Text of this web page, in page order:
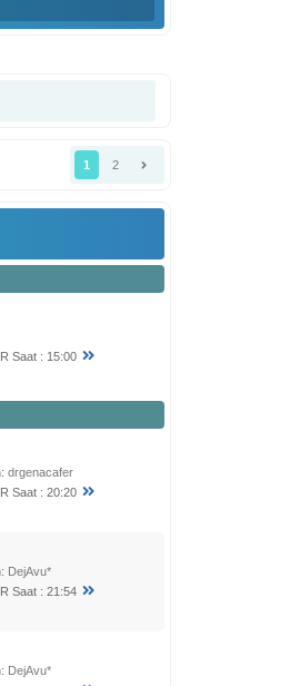
1 2
Saat : 15:00
: drgenacafer
Saat : 20:20
: DejAvu*
Saat : 21:54
: DejAvu*